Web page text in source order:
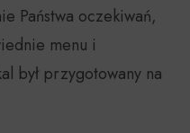
Państwa oczekiwań,
menu i
był przygotowany na